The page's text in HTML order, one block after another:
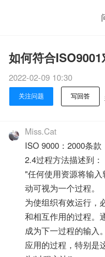
如何符合
2022-02-09 10:30
关注问题 写回答
Miss.Cat
ISO 9000：2000条款
2.4过程方法描述到：
"任何使用资源将输
动可视为一个过程。
为使组织有效运行，
和相互作用的过程。
成为下一过程的输入
应用的过程，特别是